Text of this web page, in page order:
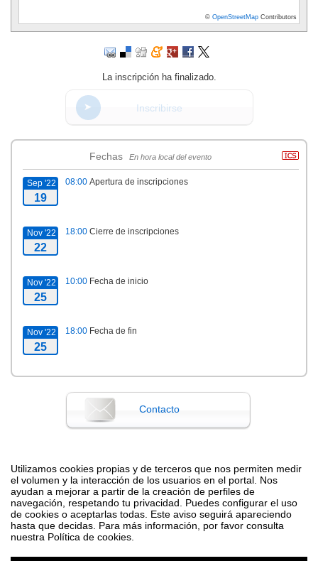
Utilizamos cookies propias y de terceros que nos permiten medir
el volumen y la interacción de los usuarios en el portal. Nos
ayudan a mejorar a partir de la creación de perfiles de
navegación, respetando tu privacidad. Puedes configurar el uso
de cookies o aceptarlas todas. Este aviso seguirá apareciendo
hasta que decidas. Para más información, por favor consulta
nuestra Política de cookies.
© OpenStreetMap Contributors
La inscripción ha finalizado.
Inscribirse
Fechas En hora local del evento
Sep '22
19
08:00 Apertura de inscripciones
Nov '22
22
18:00 Cierre de inscripciones
Nov '22
25
10:00 Fecha de inicio
Nov '22
25
18:00 Fecha de fin
Contacto
Difunde tu evento poniendo el siguiente código en tu sitio